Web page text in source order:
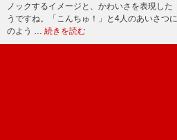
ノックするイメージと、かわいさを表現し
うですね。「こんちゅ！」と4人のあいさつ
のよう … 続きを読む